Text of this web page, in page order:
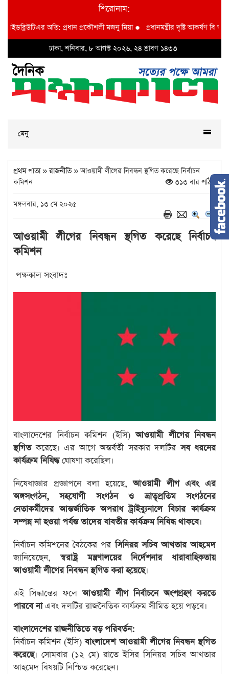
শিরোনাম:
অতি: প্রধান প্রকৌশলী মজনু মিয়া●প্রধানমন্ত্রীর দৃষ্টি আকর্ষণ বি আই
ঢাকা, শনিবার, ৮ আগস্ট ২০২৬, ২৪ শ্রাবণ ১৪৩৩
মেনু
প্রথম পাতা»রাজনীতি» আওয়ামী লীগের নিবন্ধন স্থগিত করেছে নির্বাচন
কমিশন
৩১৩ বার পঠিত
মঙ্গলবার, ১৩ মে ২০২৫
আওয়ামী লীগের নিবন্ধন স্থগিত করেছে নির্বাচন
কমিশন
পক্ষকাল সংবাদঃ
বাংলাদেশের নির্বাচন কমিশন (ইসি)আওয়ামী লীগের নিবন্ধন
স্থগিতকরেছে। এর আগে অন্তর্বর্তী সরকার দলটিরসব ধরনের
কার্যক্রম নিষিদ্ধঘোষণা করেছিল।
নিষেধাজ্ঞার প্রজ্ঞাপনে বলা হয়েছে,আওয়ামী লীগ এবং এর
অঙ্গসংগঠন, সহযোগী সংগঠন ও ভ্রাতৃপ্রতিম সংগঠনের
নেতাকর্মীদের আন্তর্জাতিক অপরাধ ট্রাইব্যুনালে বিচার কার্যক্রম
সম্পন্ন না হওয়া পর্যন্ত তাদের যাবতীয় কার্যক্রম নিষিদ্ধ থাকবে।
নির্বাচন কমিশনের বৈঠকের পরসিনিয়র সচিব আখতার আহমেদ
জানিয়েছেন, স্বরাষ্ট্র মন্ত্রণালয়ের নির্দেশনার ধারাবাহিকতায়
আওয়ামী লীগের নিবন্ধন স্থগিত করা হয়েছে।
এই সিদ্ধান্তের ফলেআওয়ামী লীগ নির্বাচনে অংশগ্রহণ করতে
পারবে নাএবং দলটির রাজনৈতিক কার্যক্রম সীমিত হয়ে পড়বে।
বাংলাদেশের রাজনীতিতে বড় পরিবর্তন:
নির্বাচন কমিশন (ইসি)বাংলাদেশ আওয়ামী লীগের নিবন্ধন স্থগিত
করেছে। সোমবার (১২ মে) রাতে ইসির সিনিয়র সচিব আখতার
আহমেদ বিষয়টি নিশ্চিত করেছেন।